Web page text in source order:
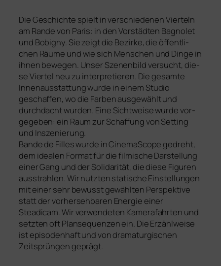
Die Geschichte spielt in ver­schie­de­nen Vierteln
am Rande von Paris: in den Vorstädten Bagnolet
und Bobigny. Sie zeigt die Bezirke, die öffent­li­
chen Räu­me und wie sich Menschen und Dinge in
ihnen bewe­gen. Unser Szenenbild ver­sucht, die­
se Viertel neu zu inter­pre­tie­ren. Die gesam­te
Innenausstattung wur­de in einem Studio
geschaf­fen, wo die Farben aus­ge­wählt und
durch­dacht wur­den. Eine Sichtweise wur­de vor­
ge­ge­ben: ein Raum zur Schaffung von Set­ting
und Inszenierung.
Bande de Filles wur­de in CinemaScope gedreht,
dem idea­len Format für die filmi­sche Darstellung
einer Gang und der Solidarität, die die­se Figuren
ausstrah­len. Wir nutz­ten sta­ti­sche Einstellungen
mit einer sehr bewusst gewähl­ten Perspektive
statt der vor­her­seh­ba­ren Energie einer
Steadicam. Wir verwende­ten Kamerafahrten und
setz­ten oft Plansequenzen ein. Die Erzählweise
ist epi­so­den­haft und von dra­ma­tur­gi­schen
Zeitsprüngen geprägt.